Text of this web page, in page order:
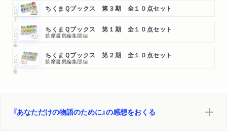
シリーズ・全集 ちくまＱブックス 第３期 全１０点セット
シリーズ・全集 ちくまＱブックス 第１期 全１０点セット
筑摩書房編集部編
シリーズ・全集 ちくまＱブックス 第２期 全１０点セット
筑摩書房編集部編
『あなただけの物語のために』の感想をおくる